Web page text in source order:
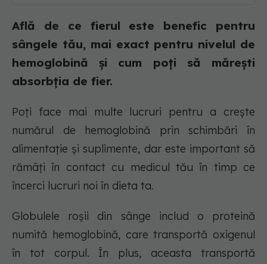
Află de ce fierul este benefic pentru
sângele tău, mai exact pentru nivelul de
hemoglobină și cum poți să mărești
absorbția de fier.
Poți face mai multe lucruri pentru a crește
numărul de hemoglobină prin schimbări în
alimentație și suplimente, dar este important să
rămâți în contact cu medicul tău în timp ce
încerci lucruri noi în dieta ta.
Globulele roșii din sânge includ o proteină
numită hemoglobină, care transportă oxigenul
în tot corpul. În plus, aceasta transportă